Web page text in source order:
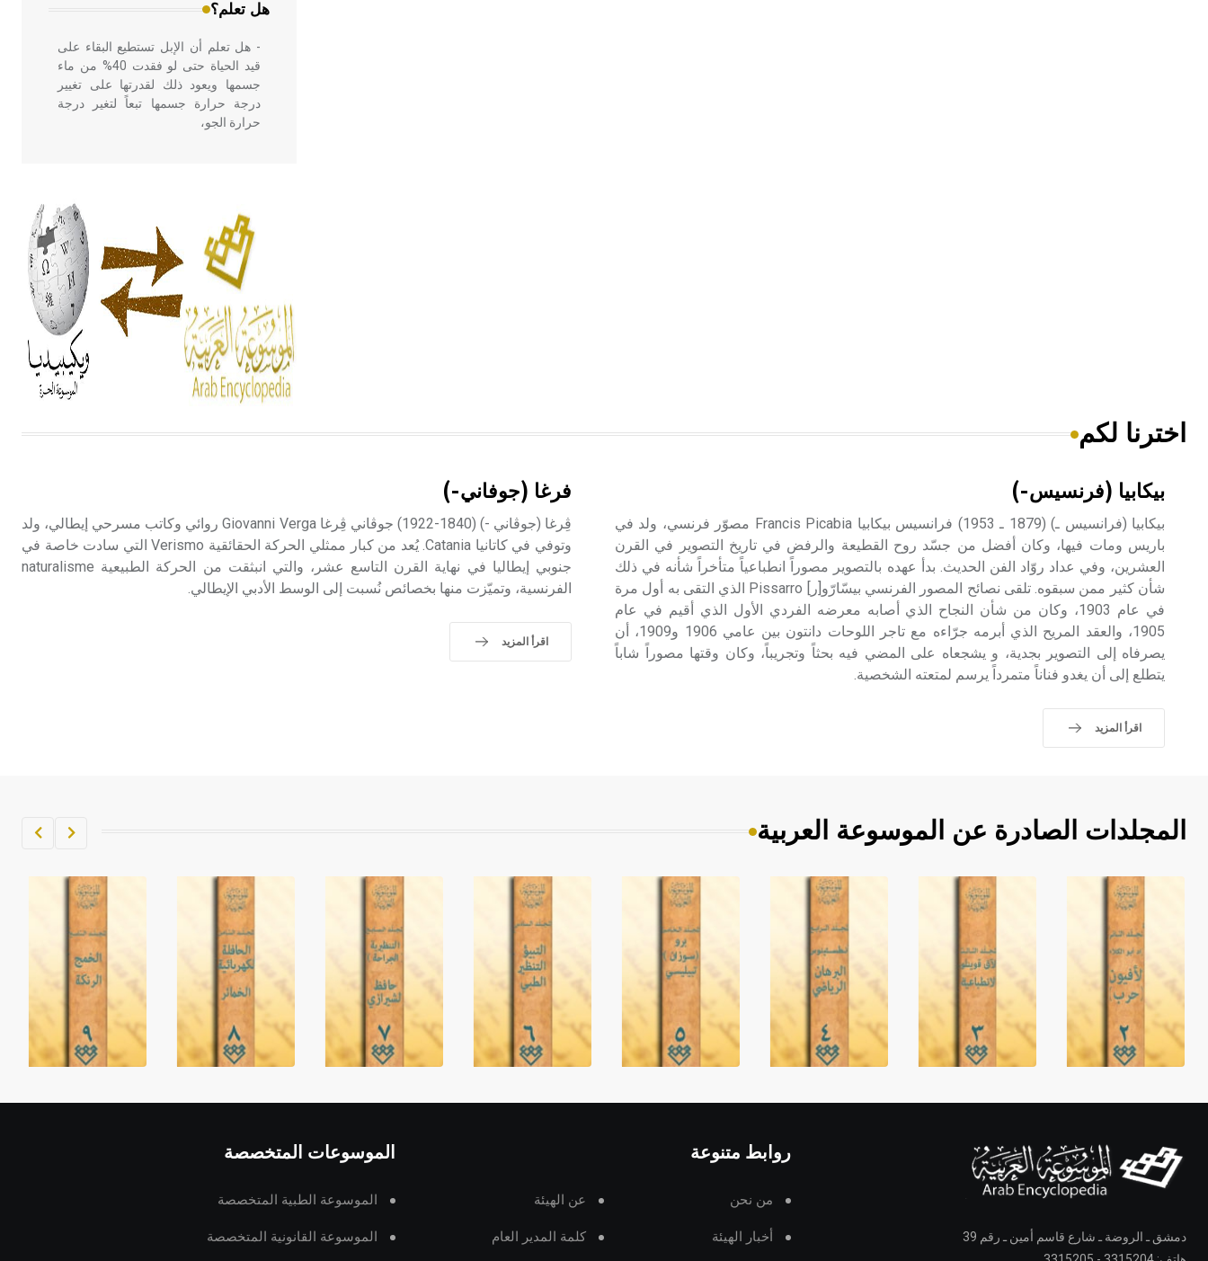
هل تعلم؟
- هل تعلم أن الإبل تستطيع البقاء على
قيد الحياة حتى لو فقدت 40% من ماء
جسمها ويعود ذلك لقدرتها على تغيير
درجة حرارة جسمها تبعاً لتغير درجة
حرارة الجو،
أربعة مؤلفات هي: الحكم، الأدلة، تنظيم
التغذية، ورسالته في جروح الرأس.
ويعود له الفضل بأنه حرر الطب من
الدين والفلسفة.
- هل تعلم أن المرجان إفراز حيواني
يتكون في البحر ويتركب من مادة
كربونات الكلسيوم، وهو أحمر أو شديد
الحمرة وهو أجود أنواعه، ويمتاز بكبر
الحجم ويسمى الش
الإنكليزية أب
اخترنا لكم
بيكابيا (فرنسيس-)
بيكابيا (فرانسيس ـ) (1879 ـ 1953) فرانسيس بيكابيا Francis Picabia مصوّر فرنسي، ولد في
باريس ومات فيها، وكان أفضل من جسّد روح القطيعة والرفض في تاريخ التصوير في القرن
العشرين، وفي عداد روّاد الفن الحديث. بدأ عهده بالتصوير مصوراً انطباعياً متأخراً شأنه في ذلك
شأن كثير ممن سبقوه. تلقى نصائح المصور الفرنسي بيسّارّو[ر] Pissarro الذي التقى به أول مرة
في عام 1903، وكان من شأن النجاح الذي أصابه معرضه الفردي الأول الذي أقيم في عام
1905، والعقد المريح الذي أبرمه جرّاءه مع تاجر اللوحات دانتون بين عامي 1906 و1909، أن
يصرفاه إلى التصوير بجدية، و يشجعاه على المضي فيه بحثاً وتجريباً، وكان وقتها مصوراً شاباً
يتطلع إلى أن يغدو فناناً متمرداً يرسم لمتعته الشخصية.
اقرأ المزيد
فرغا (جوفاني-)
ڤِرغا (جوڤاني -) (1840-1922) جوڤاني ڤِرغا Giovanni Verga روائي وكاتب مسرحي إيطالي، ولد
وتوفي في كاتانيا Catania. يُعد من كبار ممثلي الحركة الحقائقية Verismo التي سادت خاصة في
جنوبي إيطاليا في نهاية القرن التاسع عشر، والتي انبثقت من الحركة الطبيعية naturalisme
الفرنسية، وتميّزت منها بخصائص نُسبت إلى الوسط الأدبي الإيطالي.
اقرأ المزيد
المجلدات الصادرة عن الموسوعة العربية
دمشق ـ الروضة ـ شارع قاسم أمين ـ رقم 39
روابط متنوعة
من نحن عن الهيئة
أخبار الهيئة كلمة المدير العام
الموسوعات المتخصصة
الموسوعة الطبية المتخصصة
الموسوعة القانونية المتخصصة